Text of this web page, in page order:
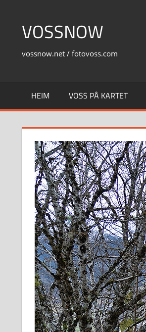
contentVOSSNOW
vossnow.net / fotovoss.com
HEIM VOSS PÅ KARTET